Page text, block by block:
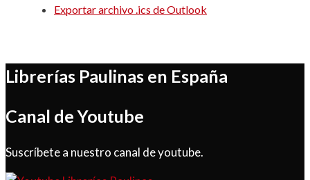
Exportar archivo .ics de Outlook
Librerías Paulinas en España
Canal de Youtube
Suscríbete a nuestro canal de youtube.